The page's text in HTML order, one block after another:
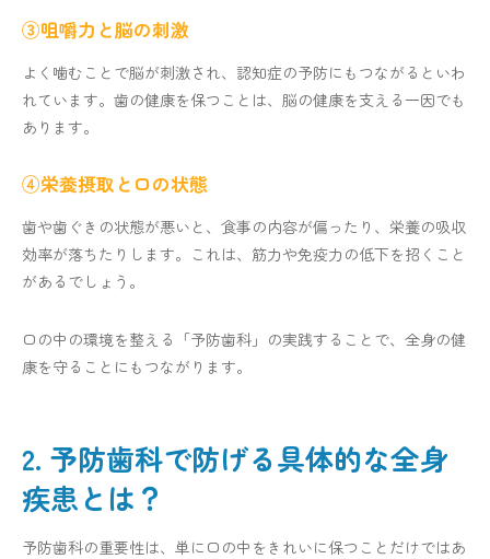
③咀嚼力と脳の刺激
よく噛むことで脳が刺激され、認知症の予防にもつながるといわ
れています。歯の健康を保つことは、脳の健康を支える一因でも
あります。
④栄養摂取と口の状態
歯や歯ぐきの状態が悪いと、食事の内容が偏ったり、栄養の吸収
効率が落ちたりします。これは、筋力や免疫力の低下を招くこと
があるでしょう。
口の中の環境を整える「予防歯科」の実践することで、全身の健
康を守ることにもつながります。
2. 予防歯科で防げる具体的な全身
疾患とは？
予防歯科の重要性は、単に口の中をきれいに保つことだけではあ